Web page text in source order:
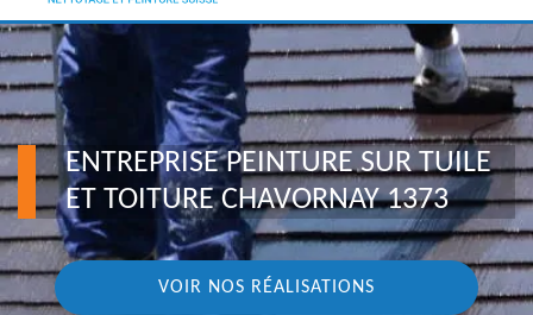
ENTREPRISE PEINTURE SUR TUILE
ET TOITURE CHAVORNAY 1373
VOIR NOS RÉALISATIONS